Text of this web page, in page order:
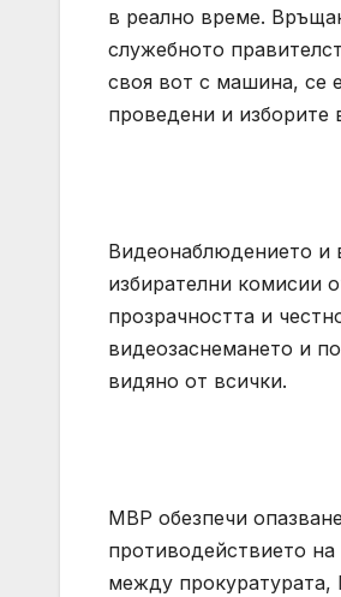
в реално време.
служебното
своя вот с машина, се
проведени и изборите
Видеонаблюдението и
избирателни комисии
прозрачността и
видеозаснемането и
видяно от всички.
МВР обезпечи
противодействието
между